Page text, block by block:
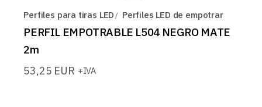
Perfiles para tiras LED Perfiles LED de empotrar
PERFIL EMPOTRABLE L504 NEGRO MATE
2m
53,25 EUR +IVA